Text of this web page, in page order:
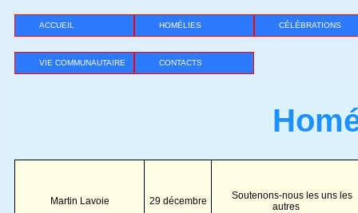
ACCUEIL HOMÉLIES CÉLÉBRATIONS
VIE COMMUNAUTAIRE CONTACTS
Martin Lavoie 29 décembre
Soutenons-nous les uns les
autres